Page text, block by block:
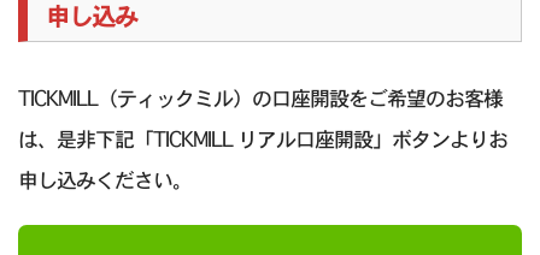
申し込み
TICKMILL（ティックミル）の口座開設をご希望のお客様
は、是非下記「TICKMILL リアル口座開設」ボタンよりお
申し込みください。